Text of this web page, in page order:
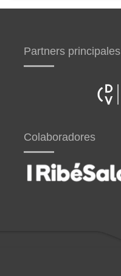
Partners principales
Colaboradores